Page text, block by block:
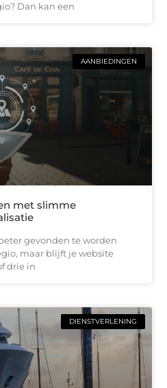
Dan kan een
AANBIEDINGEN
met slimme
gevonden te worden
maar blijft je website
drie in
DIENSTVERLENING